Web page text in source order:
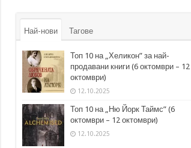
Най-нови Тагове
Топ 10 на „Хеликон” за най-
продавани книги (6 октомври – 12
октомври)
12.10.2025
Топ 10 на „Ню Йорк Таймс” (6
октомври – 12 октомври)
12.10.2025